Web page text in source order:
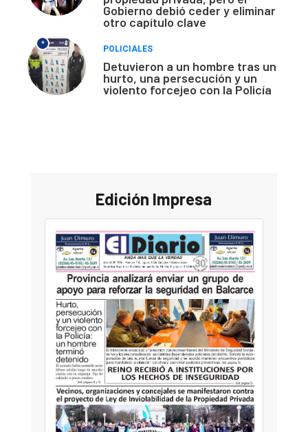
Gobierno debió ceder y eliminar
otro capítulo clave
*
POLICIALES
Detuvieron a un hombre tras un
hurto, una persecución y un
violento forcejeo con la Policía
Edición Impresa